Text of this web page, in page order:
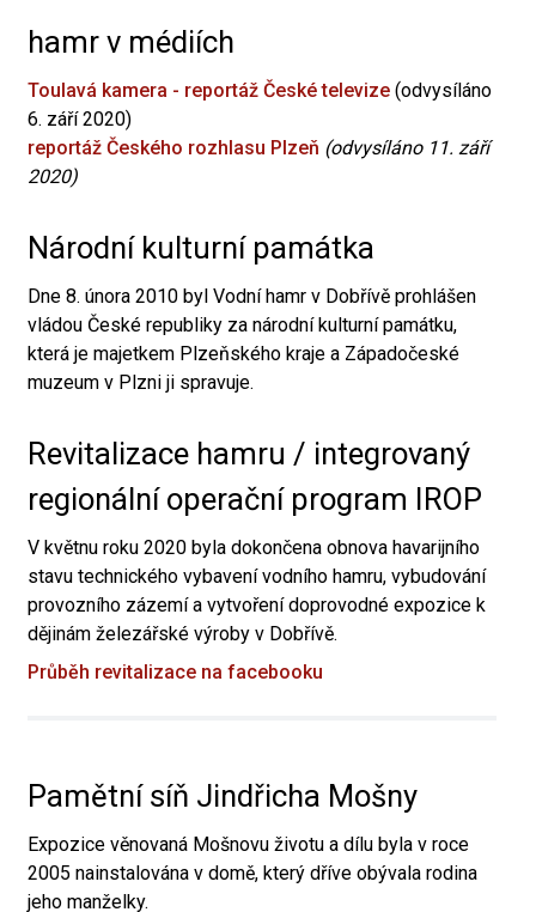
hamr v médiích
Toulavá kamera - reportáž České televize (odvysíláno
6. září 2020)
reportáž Českého rozhlasu Plzeň (odvysíláno 11. září
2020)
Národní kulturní památka
Dne 8. února 2010 byl Vodní hamr v Dobřívě prohlášen
vládou České republiky za národní kulturní památku,
která je majetkem Plzeňského kraje a Západočeské
muzeum v Plzni ji spravuje.
Revitalizace hamru / integrovaný
regionální operační program IROP
V květnu roku 2020 byla dokončena obnova havarijního
stavu technického vybavení vodního hamru, vybudování
provozního zázemí a vytvoření doprovodné expozice k
dějinám železářské výroby v Dobřívě.
Průběh revitalizace na facebooku
Pamětní síň Jindřicha Mošny
Expozice věnovaná Mošnovu životu a dílu byla v roce
2005 nainstalována v domě, který dříve obývala rodina
jeho manželky.